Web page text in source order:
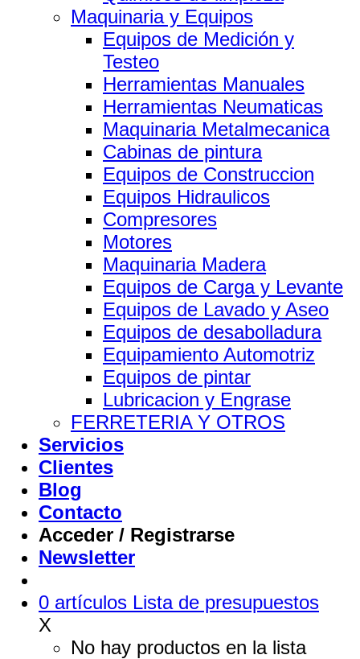
Maquinaria y Equipos
Equipos de Medición y
Testeo
Herramientas Manuales
Herramientas Neumaticas
Maquinaria Metalmecanica
Cabinas de pintura
Equipos de Construccion
Equipos Hidraulicos
Compresores
Motores
Maquinaria Madera
Equipos de Carga y Levante
Equipos de Lavado y Aseo
Equipos de desabolladura
Equipamiento Automotriz
Equipos de pintar
Lubricacion y Engrase
FERRETERIA Y OTROS
Servicios
Clientes
Blog
Contacto
Acceder / Registrarse
Newsletter
0 artículos Lista de presupuestos
X
No hay productos en la lista